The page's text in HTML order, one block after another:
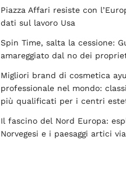
Piazza Affari resiste con
dati sul lavoro Usa
Spin Time, salta la cessione:
amareggiato dal no dei
Migliori brand di cosmetica
professionale nel mondo:
più qualificati per i centri
Il fascino del Nord Europa:
Norvegesi e i paesaggi artici